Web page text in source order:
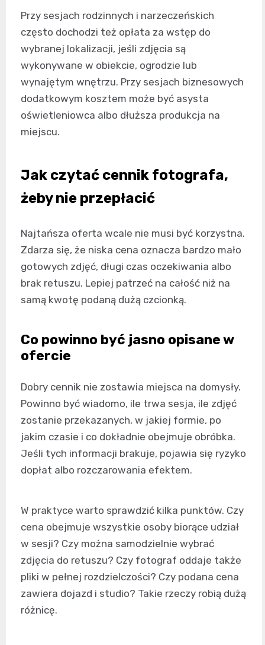
Przy sesjach rodzinnych i narzeczeńskich
często dochodzi też opłata za wstęp do
wybranej lokalizacji, jeśli zdjęcia są
wykonywane w obiekcie, ogrodzie lub
wynajętym wnętrzu. Przy sesjach biznesowych
dodatkowym kosztem może być asysta
oświetleniowca albo dłuższa produkcja na
miejscu.
Jak czytać cennik fotografa,
żeby nie przepłacić
Najtańsza oferta wcale nie musi być korzystna.
Zdarza się, że niska cena oznacza bardzo mało
gotowych zdjęć, długi czas oczekiwania albo
brak retuszu. Lepiej patrzeć na całość niż na
samą kwotę podaną dużą czcionką.
Co powinno być jasno opisane w
ofercie
Dobry cennik nie zostawia miejsca na domysły.
Powinno być wiadomo, ile trwa sesja, ile zdjęć
zostanie przekazanych, w jakiej formie, po
jakim czasie i co dokładnie obejmuje obróbka.
Jeśli tych informacji brakuje, pojawia się ryzyko
dopłat albo rozczarowania efektem.
W praktyce warto sprawdzić kilka punktów. Czy
cena obejmuje wszystkie osoby biorące udział
w sesji? Czy można samodzielnie wybrać
zdjęcia do retuszu? Czy fotograf oddaje także
pliki w pełnej rozdzielczości? Czy podana cena
zawiera dojazd i studio? Takie rzeczy robią dużą
różnicę.